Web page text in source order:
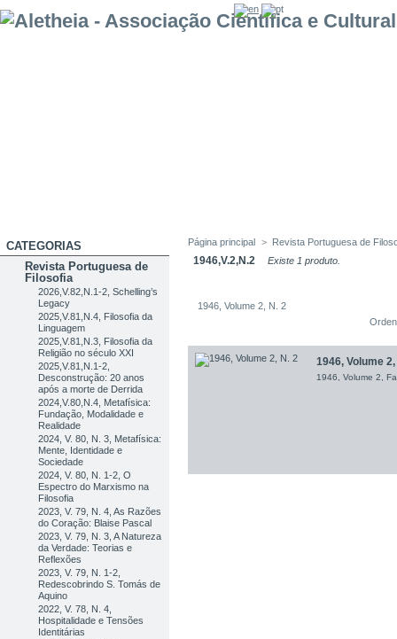
CATEGORIAS
Revista Portuguesa de
Filosofia
2026,V.82,N.1-2, Schelling’s
Legacy
2025,V.81,N.4, Filosofia da
Linguagem
2025,V.81,N.3, Filosofia da
Religião no século XXI
2025,V.81,N.1-2,
Desconstrução: 20 anos
após a morte de Derrida
2024,V.80,N.4, Metafísica:
Fundação, Modalidade e
Realidade
2024, V. 80, N. 3, Metafísica:
Mente, Identidade e
Sociedade
2024, V. 80, N. 1-2, O
Espectro do Marxismo na
Filosofia
2023, V. 79, N. 4, As Razões
do Coração: Blaise Pascal
2023, V. 79, N. 3, A Natureza
da Verdade: Teorias e
Reflexões
2023, V. 79, N. 1-2,
Redescobrindo S. Tomás de
Aquino
2022, V. 78, N. 4,
Hospitalidade e Tensões
Identitárias
Página principal > Revista Portuguesa de
1946,V.2,N.2 Existe 1 produto.
1946, Volume 2, N. 2
1946, Volume 2,
1946, Volume 2,